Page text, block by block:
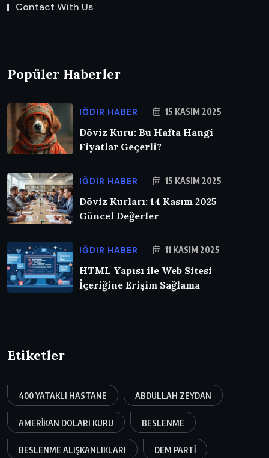
Contact With Us
Popüler Haberler
IĞDIR HABER 15 KASIM 2025
Döviz Kuru: Bu Hafta Hangi
Fiyatlar Geçerli?
IĞDIR HABER 15 KASIM 2025
Döviz Kurları: 14 Kasım 2025
Güncel Değerler
IĞDIR HABER 11 KASIM 2025
HTML Yapısı ile Web Sitesi
İçeriğine Erişim Sağlama
Etiketler
400 YATAKLI HASTANE ABDULLAH ZEYDAN
AMERIKAN DOLARI KURU BESLENME
BESLENME ALIŞKANLIKLARI DEM PARTI